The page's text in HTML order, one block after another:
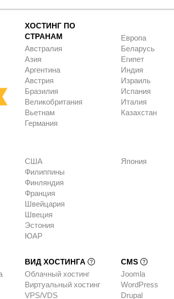
ХОСТИНГ ПО
СТРАНАМ
Австралия
Азия
Аргентина
Австрия
Бразилия
Великобритания
Вьетнам
Германия
Европа
Беларусь
Египет
Индия
Израиль
Испания
Италия
Казахстан
США
Филиппины
Финляндия
Франция
Швейцария
Швеция
Эстония
ЮАР
Япония
ВИД ХОСТИНГА
Облачный хостинг
Виртуальный хостинг
VPS/VDS
CMS
Joomla
WordPress
Drupal